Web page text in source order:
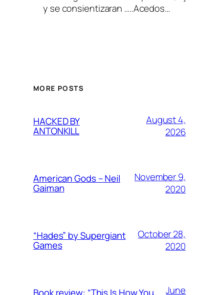
y se consientizaran …..Acedos…
MORE POSTS
HACKED BY
ANTONKILL
August 4,
2026
American Gods – Neil
Gaiman
November 9,
2020
“Hades” by Supergiant
Games
October 28,
2020
June